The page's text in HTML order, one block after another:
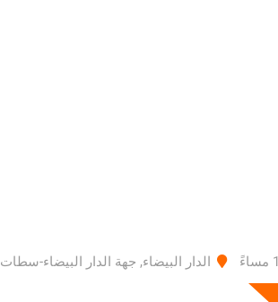
الدار البيضاء, جهة الدار البيضاء-سطات